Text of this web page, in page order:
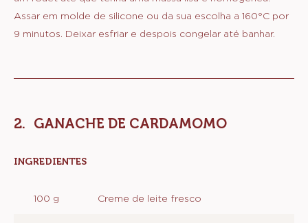
Assar em molde de silicone ou da sua escolha a 160°C por
9 minutos. Deixar esfriar e despois congelar até banhar.
GANACHE DE CARDAMOMO
INGREDIENTES
CARDAMOMO
100 g Creme de leite fresco